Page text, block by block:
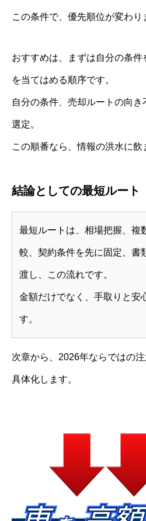
この条件で、優先順位が変わり
おすすめは、まずは自分の条
を当てはめる順序です。
自分の条件、売却ルートの向
選定。
この順番なら、情報の洪水に飲
結論としての最短ルート
最短ルートは、相場把握、複
較、契約条件を先に固定、書
渡し、この流れです。
金額だけでなく、手取りと安
す。
次章から、2026年ならではの
具体化します。